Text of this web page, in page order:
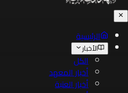
الرئيسية
الأخبار
الكل
أخبار المعهد
أخبار العتبة